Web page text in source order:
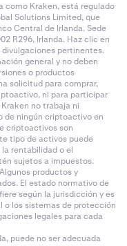
como Kraken, está regulado
Solutions Limited, que
Central de Irlanda. Sede
R296, Irlanda. Haz clic en
pertinentes.
general y no deben
o productos
solicitud para comprar,
ni para participar
no trabaja ni
de ningún criptoactivo en
criptoactivos son
tipo de activos puede
rentabilidad o el
sujetos a impuestos.
productos y
El estado normativo de
según la jurisdicción y es
o los sistemas de protección
legales para cada
puede no ser adecuada